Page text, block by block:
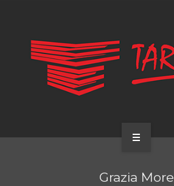
Grazia More